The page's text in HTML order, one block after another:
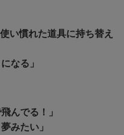
い慣れた道具に持ち替え
なる」
んでる！」
みたい」